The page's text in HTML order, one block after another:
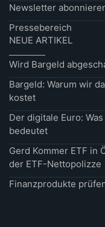
Newsletter
Pressebereich
NEUE ARTIKEL
Wird Bargeld
Bargeld: Warum wir
kostet
Der digitale Euro:
bedeutet
Gerd Kommer ETF in
der ETF-Nettopolizze
Finanzprodukte